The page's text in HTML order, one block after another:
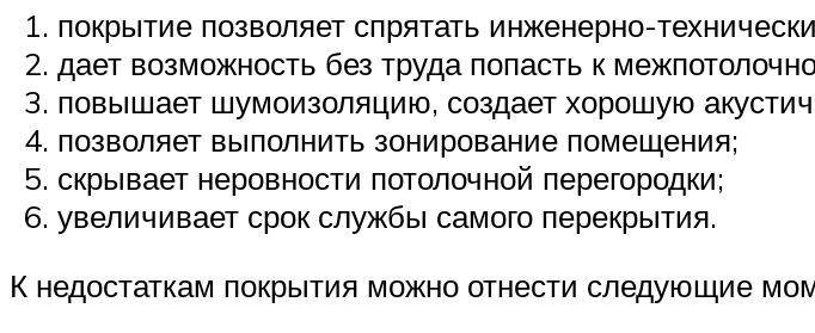
покрытие позволяет спрятать инженерно-
дает возможность без труда попасть к
повышает шумоизоляцию, создает хорошую
позволяет выполнить зонирование помещения;
скрывает неровности потолочной перегородки;
увеличивает срок службы самого перекрытия.
К недостаткам покрытия можно отнести следующие